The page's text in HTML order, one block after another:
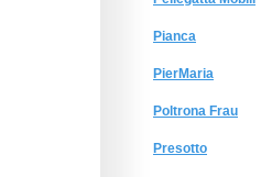
Pianca
PierMaria
Poltrona Frau
Presotto